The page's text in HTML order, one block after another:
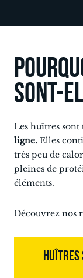
sont-
Les huîtres sont
ligne. Elles
très peu de
pleines de
éléments.
Découvrez nos